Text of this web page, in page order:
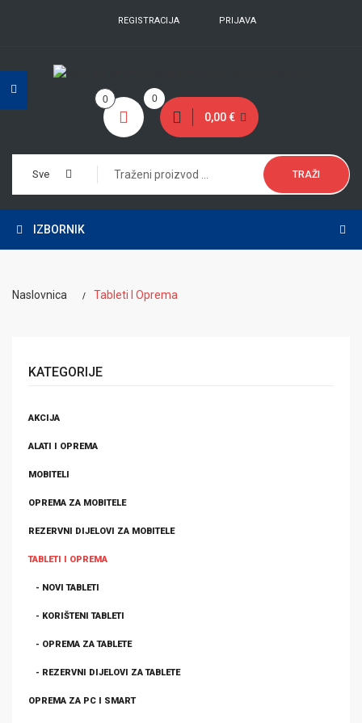
REGISTRACIJA PRIJAVA
0
0,00 €
0
Sve TRAŽI
IZBORNIK
Naslovnica Tableti I Oprema
KATEGORIJE
AKCIJA
ALATI I OPREMA
MOBITELI
OPREMA ZA MOBITELE
REZERVNI DIJELOVI ZA MOBITELE
TABLETI I OPREMA
- NOVI TABLETI
- KORIŠTENI TABLETI
- OPREMA ZA TABLETE
- REZERVNI DIJELOVI ZA TABLETE
OPREMA ZA PC I SMART